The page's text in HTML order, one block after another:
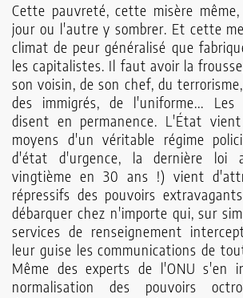
Cette pauvreté, cette misère
jour ou l'autre y sombrer. Et cette
climat de peur généralisé que
les capitalistes. Il faut avoir la
son voisin, de son chef, du
des immigrés, de l'uni­forme...
disent en permanence. L'État
moyens d'un véritable régime
d'état d'urgence, la dernière loi
vingtième en 30 ans !) vient
répressifs des pouvoirs
débarquer chez n'im­porte qui, sur
services de renseignement
leur guise les com­munications de
Même des experts de l'ONU s'en
norma­lisation des pouvoirs